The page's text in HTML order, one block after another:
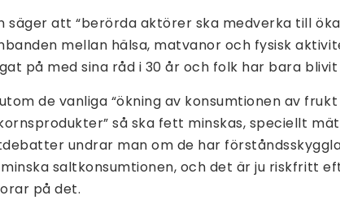
säger att “berörda aktörer ska medverka till
mellan hälsa, matvanor och fysisk
på med sina råd i 30 år och folk har bara
de vanliga “ökning av konsumtionen av
så ska fett minskas, speciellt
undrar man om de har
saltkonsumtionen, och det är ju riskfritt
på det.